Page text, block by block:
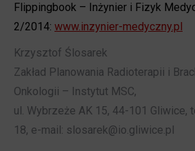
Flippingbook – Inżynier i Fizyk
2/2014: www.inzynier-medyczny.pl
Krzysztof Ślosarek
Zakład Planowania Radioterapii i
Onkologii – Instytut MSC,
ul. Wybrzeże AK 15, 44-101 Gliwice,
18, e-mail: slosarek@io.gliwice.pl